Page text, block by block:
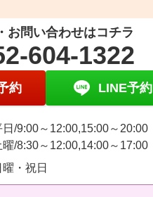
お問い合わせはコチラ
604-1322
約 LINE予約
日/9:00～12:00,15:00～20:00
曜/8:30～12:00,14:00～17:00
曜・祝日